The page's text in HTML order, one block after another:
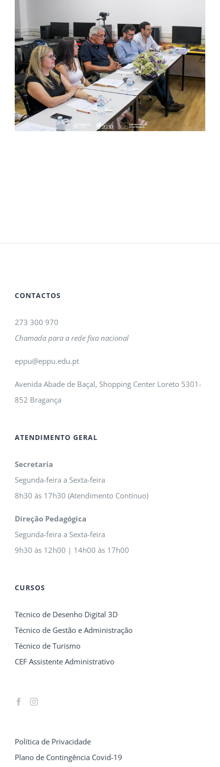
CONTACTOS
273 300 970
Chamada para a rede fixa nacional
eppu@eppu.edu.pt
Avenida Abade de Baçal, Shopping Center Loreto 5301-
852 Bragança
ATENDIMENTO GERAL
Secretaria
Segunda-feira a Sexta-feira
8h30 às 17h30 (Atendimento Contínuo)
Direção Pedagógica
Segunda-feira a Sexta-feira
9h30 às 12h00 | 14h00 às 17h00
CURSOS
Técnico de Desenho Digital 3D
Técnico de Gestão e Administração
Técnico de Turismo
CEF Assistente Administrativo
Política de Privacidade
Plano de Contingência Covid-19